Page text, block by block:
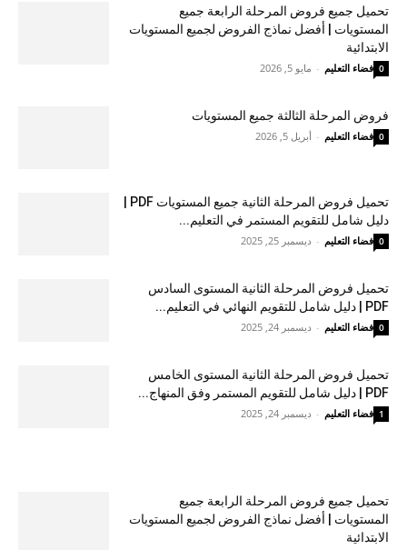
تحميل جميع فروض المرحلة الرابعة جميع
المستويات | أفضل نماذج الفروض لجميع المستويات
الابتدائية
فضاء التعليم - مايو 5, 2026 0
فروض المرحلة الثالثة جميع المستويات
فضاء التعليم - أبريل 5, 2026 0
دليل شامل للتقويم المستمر في التعليم...
فضاء التعليم - ديسمبر 25, 2025 0
تحميل فروض المرحلة الثانية المستوى السادس
PDF | دليل شامل للتقويم النهائي في التعليم...
فضاء التعليم - ديسمبر 24, 2025 0
تحميل فروض المرحلة الثانية المستوى الخامس
PDF | دليل شامل للتقويم المستمر وفق المنهاج...
فضاء التعليم - ديسمبر 24, 2025 1
تحميل جميع فروض المرحلة الرابعة جميع
المستويات | أفضل نماذج الفروض لجميع المستويات
الابتدائية